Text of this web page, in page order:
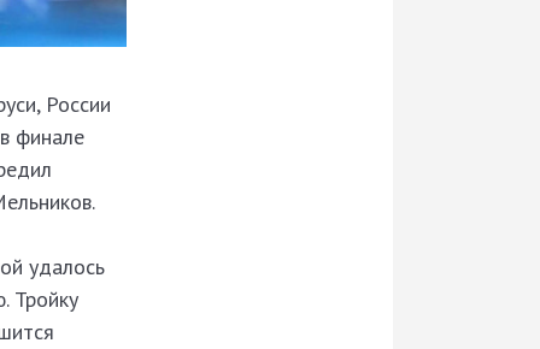
России
финале
удалось
Тройку